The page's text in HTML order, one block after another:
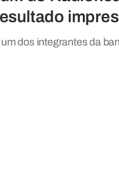
dos integrantes da